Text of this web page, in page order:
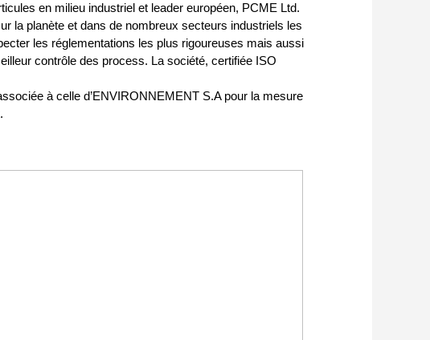
en milieu industriel et leader européen, PCME Ltd.
la planète et dans de nombreux secteurs industriels les
les réglementations les plus rigoureuses mais aussi
contrôle des process. La société, certifiée ISO
à celle d’ENVIRONNEMENT S.A pour la mesure